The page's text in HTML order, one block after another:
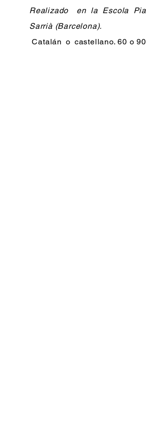
Realizado
en la Escola Pia
Sarrià (Barcelona).
Catalán o castellano. 60 o 90